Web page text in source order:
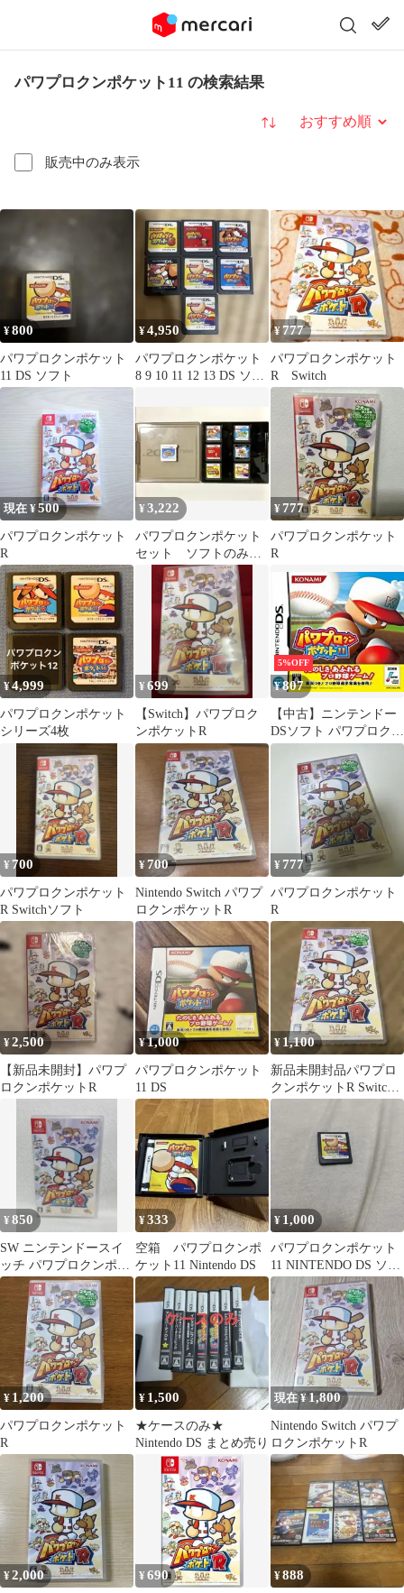
パワプロクンポケット11 の検索結果
販売中のみ表示
並び替え
¥800
パワプロクンポケット
11 DS ソフト
¥4,950
パワプロクンポケット
8 9 10 11 12 13 DS ソフ
¥777
パワプロクンポケット
R Switch
現在 ¥500
パワプロクンポケット
R
¥3,222
パワプロクンポケット
セット ソフトのみ
任天堂DSケース付き
¥777
パワプロクンポケット
R
¥4,999
パワプロクンポケット
シリーズ4枚
¥699
【Switch】パワプロク
ンポケットR
5%OFF
¥807
【中古】ニンテンドー
DSソフト パワプロクン
ポケット11
¥ 700
パワプロクンポケット
R Switchソフト
¥700
Nintendo Switch パワプ
ロクンポケットR
¥ 777
パワプロクンポケット
R
¥2,500
【新品未開封】パワプ
ロクンポケットR
¥1,000
パワプロクンポケット
11 DS
¥ 1,100
新品未開封品パワプロ
クンポケットR Switch
ソフト
¥850
SW ニンテンドースイ
ッチ パワプロクンポケ
ットR ゲーム ゲームソ
フト
¥333
空箱 パワプロクンポ
ケット11 Nintendo DS
¥ 1,000
パワプロクンポケット
11 NINTENDO DS ソフ
ト
¥ 1,200
パワプロクンポケット
R
¥ 1,500
★ケースのみ★
Nintendo DS まとめ売り
現在 ¥1,800
Nintendo Switch パワプ
ロクンポケットR
¥2,000 ¥690 ¥888